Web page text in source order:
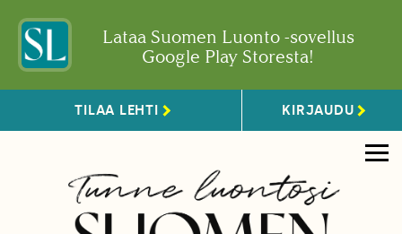
Lataa Suomen Luonto -sovellus
Google Play Storesta!
TILAA LEHTI KIRJAUDU